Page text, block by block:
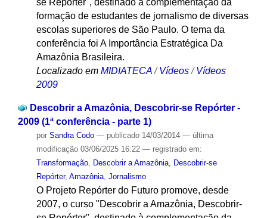
formação de estudantes de jornalismo de diversas
escolas superiores de São Paulo. O tema da
conferência foi A Importância Estratégica Da
Amazônia Brasileira.
Localizado em MIDIATECA /Vídeos /Vídeos
2009
Descobrir a Amazônia, Descobrir-se Repórter -
2009 (1ª conferência - parte 1)
por Sandra Codo — publicado14/03/2014 — última
modificação03/06/2025 16:22 — registrado em:
Transformação, Descobrir a Amazônia, Descobrir-se
Repórter, Amazônia, Jornalismo
O Projeto Repórter do Futuro promove, desde
2007, o curso "Descobrir a Amazônia, Descobrir-